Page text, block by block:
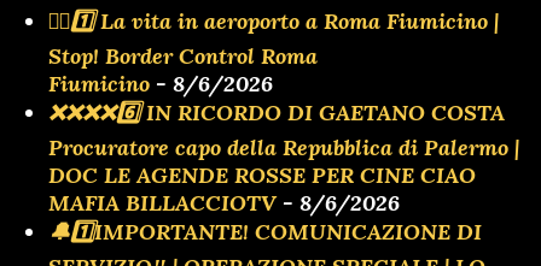
👮‍♂️1️⃣ La vita in aeroporto a Roma Fiumicino |
Stop! Border Control Roma
Fiumicino - 8/6/2026
❌️❌️❌️❌️6️⃣ IN RICORDO DI GAETANO COSTA
Procuratore capo della Repubblica di Palermo |
DOC LE AGENDE ROSSE PER CINE CIAO
MAFIA BILLACCIOTV- 8/6/2026
🔔1️⃣IMPORTANTE! COMUNICAZIONE DI